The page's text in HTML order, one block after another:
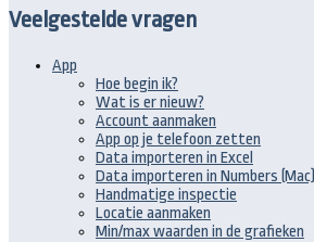
Veelgestelde vragen
App
Hoe begin ik?
Wat is er nieuw?
Account aanmaken
App op je telefoon zetten
Data importeren in Excel
Data importeren in Numbers (Mac)
Handmatige inspectie
Locatie aanmaken
Min/max waarden in de grafieken